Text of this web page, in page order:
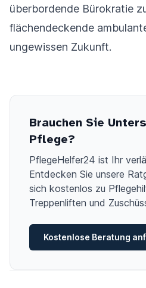
überbordende Bürokratie
flächendeckende
ungewissen Zukunft.
Brauchen Sie
Pflege?
PflegeHelfer24 ist Ihr
Entdecken Sie unsere
sich kostenlos zu
Treppenliften und
Kostenlose Beratung